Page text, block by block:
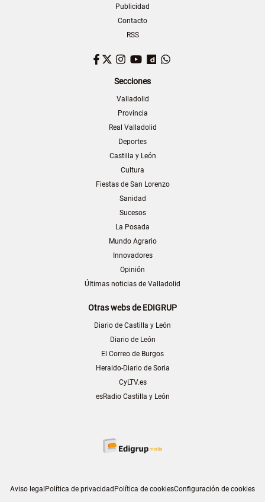
Publicidad
Contacto
RSS
Facebook
TwitterInstagram
YouTubeDailymotion
Secciones
Valladolid
Provincia
Real Valladolid
Deportes
Castilla y León
Cultura
Fiestas de San Lorenzo
Sanidad
Sucesos
La Posada
Mundo Agrario
Innovadores
Opinión
Últimas noticias de Valladolid
Otras webs de EDIGRUP
Diario de Castilla y León
Diario de León
El Correo de Burgos
Heraldo-Diario de Soria
CyLTV.es
esRadio Castilla y León
Aviso legalPolítica de privacidadPolítica de cookiesConfiguración de cookies